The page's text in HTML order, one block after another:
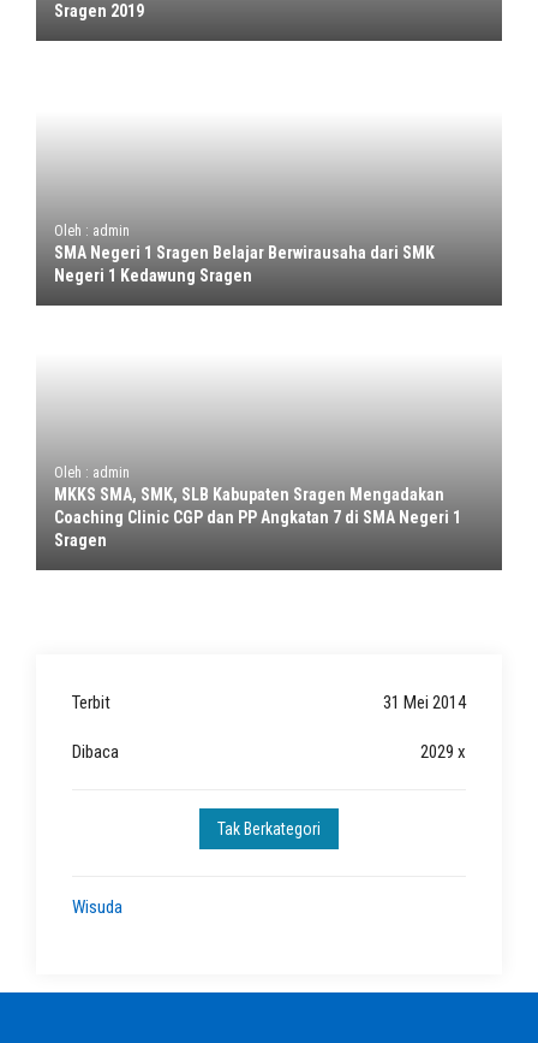
Sragen 2019
Oleh : admin
SMA Negeri 1 Sragen Belajar Berwirausaha dari SMK
Negeri 1 Kedawung Sragen
Oleh : admin
MKKS SMA, SMK, SLB Kabupaten Sragen Mengadakan
Coaching Clinic CGP dan PP Angkatan 7 di SMA Negeri 1
Sragen
Terbit 31 Mei 2014
Dibaca 2029 x
Tak Berkategori
Wisuda